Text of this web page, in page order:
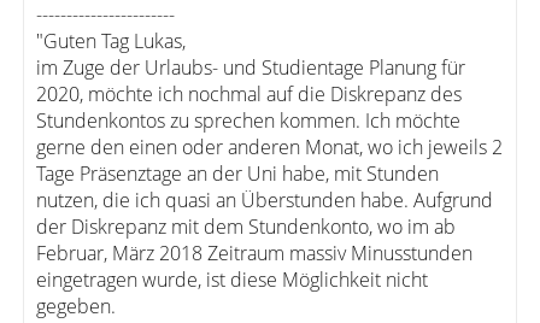
-----------------------
"Guten Tag Lukas,
im Zuge der Urlaubs- und Studientage Planung für
2020, möchte ich nochmal auf die Diskrepanz des
Stundenkontos zu sprechen kommen. Ich möchte
gerne den einen oder anderen Monat, wo ich jeweils 2
Tage Präsenztage an der Uni habe, mit Stunden
nutzen, die ich quasi an Überstunden habe. Aufgrund
der Diskrepanz mit dem Stundenkonto, wo im ab
Februar, März 2018 Zeitraum massiv Minusstunden
eingetragen wurde, ist diese Möglichkeit nicht
gegeben.